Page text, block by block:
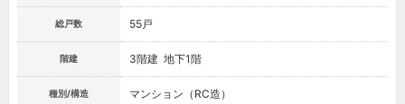
総戸数 55戸
階建 3階建 地下1階
種別/構造 マンション（RC造）